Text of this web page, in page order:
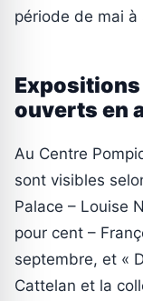
période de mai à
ouverts en
Au Centre
sont visibles
Palace – Louise
pour cent –
septembre, et «
Cattelan et la